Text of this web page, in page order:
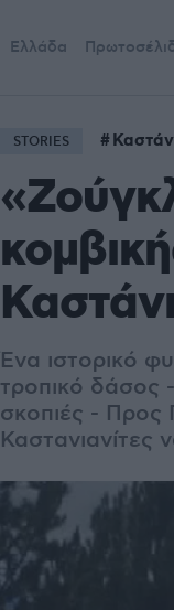
Ελλάδα
STORIES
Ένα ιστορικό
τροπικό δάσος
σκοπιές -
Καστανιανίτες